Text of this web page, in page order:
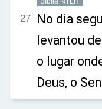
27 No dia
levantou
o lugar
Deus, o